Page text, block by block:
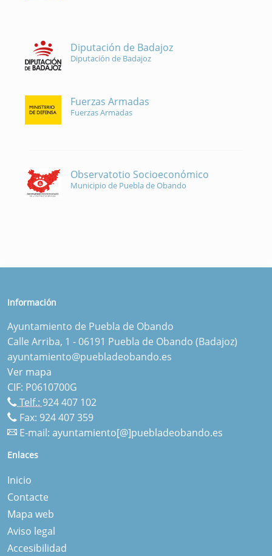
Diputación de Badajoz
Diputación de Badajoz
Fuerzas Armadas
Fuerzas Armadas
Observatotio Socioeconómico
Municipio de Puebla de Obando
Información
Ayuntamiento de Puebla de Obando
Calle Arriba, 1 - 06191 Puebla de Obando (Badajoz)
ayuntamiento@puebladeobando.es
Ver mapa
CIF: P0610700G
Telf.: 924 407 102
Fax: 924 407 359
E-mail: ayuntamiento[@]puebladeobando.es
Enlaces
Inicio
Contacte
Mapa web
Aviso legal
Accesibilidad